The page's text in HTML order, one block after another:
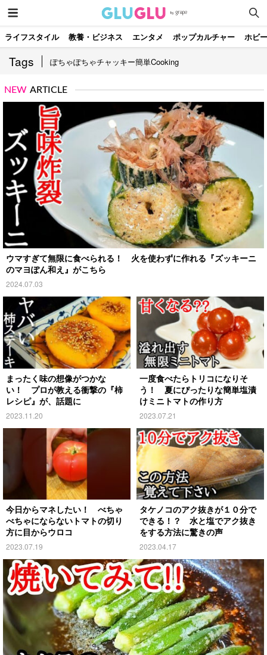
ライフスタイル 教養・ビジネス エンタメ ポップカルチャー ホビー
Tags ぽちゃぽちゃチャッキー簡単cooking
NEW ARTICLE
ウマすぎて無限に食べられる！ 火を使わずに作れる『ズッキーニ
のマヨぽん和え』がこちら
2024.07.03
まったく味の想像がつかな
い！ プロが教える衝撃の『柿
レシピ』が、話題に
2023.11.20
一度食べたらトリコになりそ
う！ 夏にぴったりな簡単塩漬
けミニトマトの作り方
2023.07.21
今日からマネしたい！ べちゃ
べちゃにならないトマトの切り
方に目からウロコ
2023.07.19
タケノコのアク抜きが１０分で
できる！？ 水と塩でアク抜き
をする方法に驚きの声
2023.04.17